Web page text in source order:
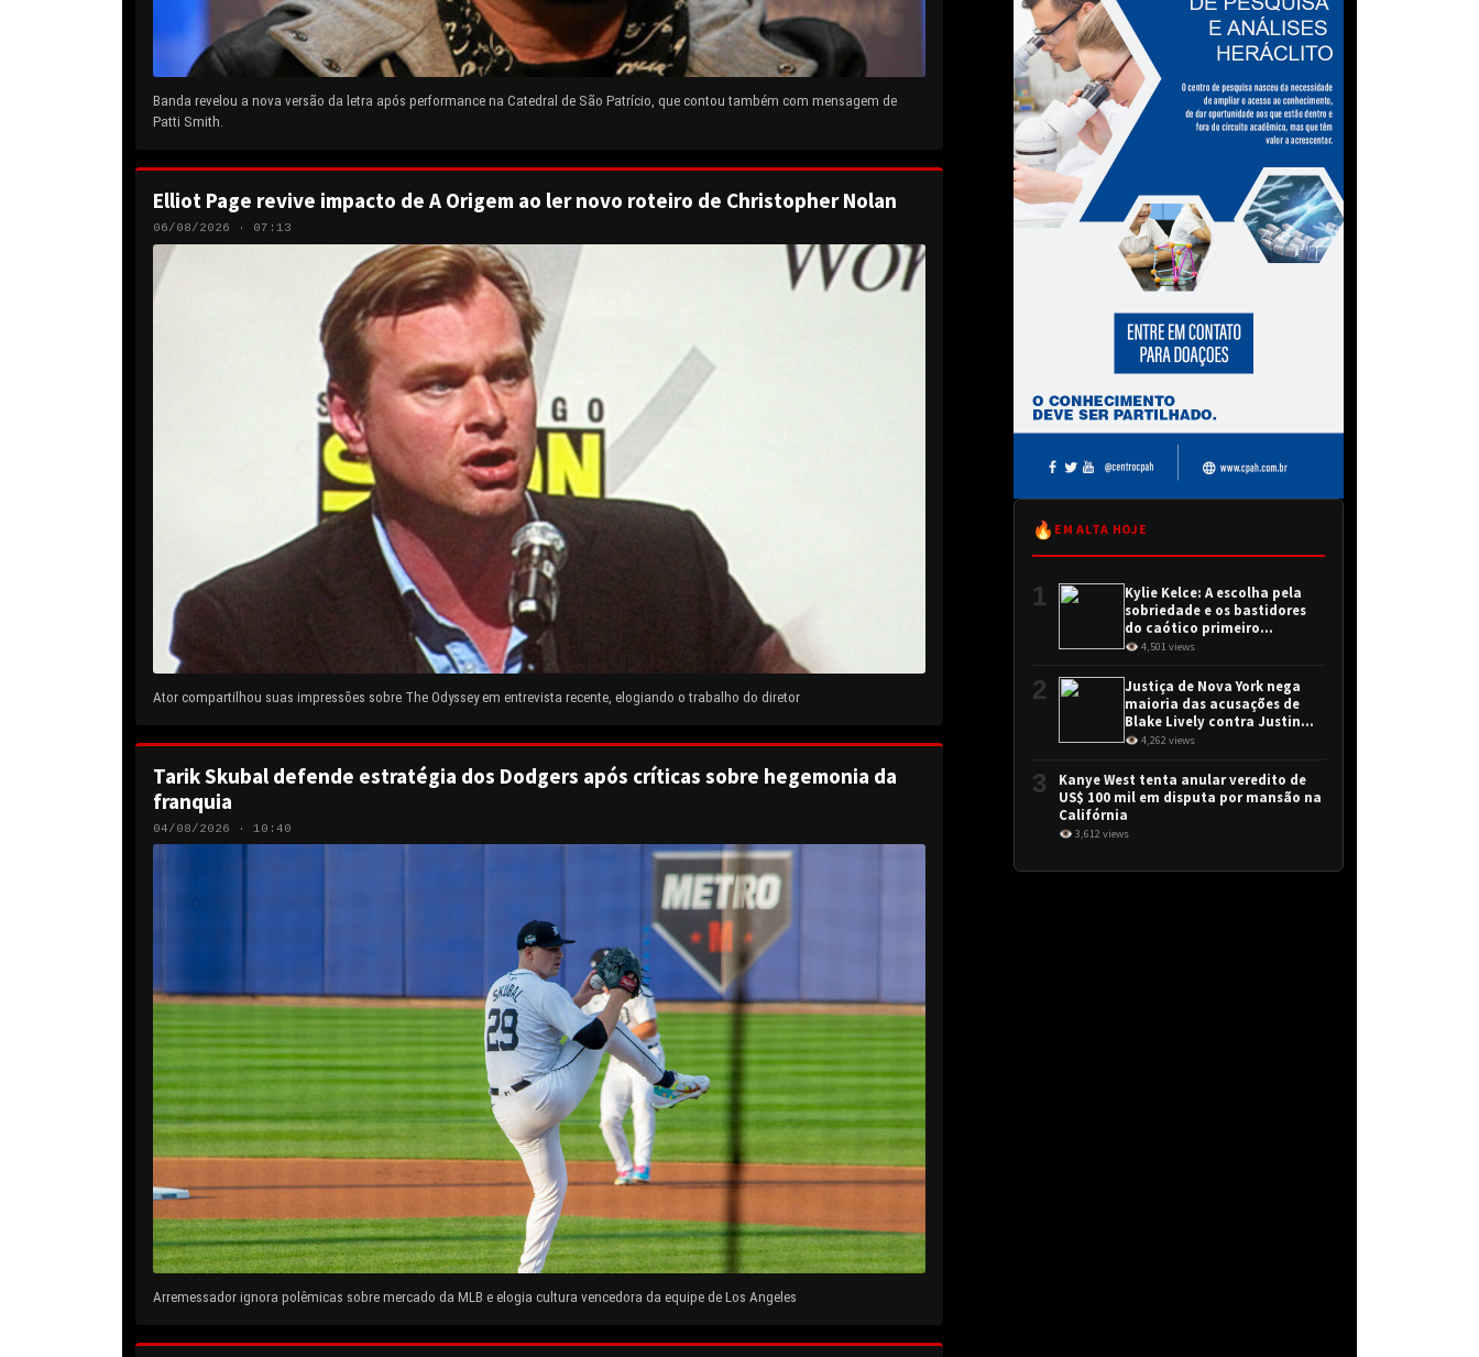
Banda revelou a nova versão da letra após performance na Catedral de São Patrício, que contou também com mensagem de
Patti Smith.
Elliot Page revive impacto de A Origem ao ler novo roteiro de Christopher Nolan
06/08/2026 · 07:13
Ator compartilhou suas impressões sobre The Odyssey em entrevista recente, elogiando o trabalho do diretor
Tarik Skubal defende estratégia dos Dodgers após críticas sobre hegemonia da
franquia
04/08/2026 · 10:40
Arremessador ignora polêmicas sobre mercado da MLB e elogia cultura vencedora da equipe de Los Angeles
🔥 EM ALTA HOJE
1
Kylie Kelce: A escolha pela
sobriedade e os bastidores
do caótico primeiro
encontro
👁 4,501 views
2
Justiça de Nova York nega
maioria das acusações de
Blake Lively contra Justin
Baldoni
👁 4,262 views
3
Kanye West tenta anular veredito de
US$ 100 mil em disputa por mansão na
Califórnia
👁 3,612 views